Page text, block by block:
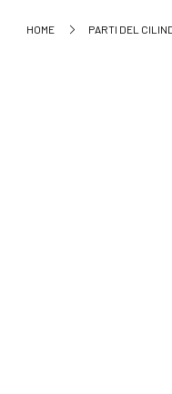
HOME PARTI DEL